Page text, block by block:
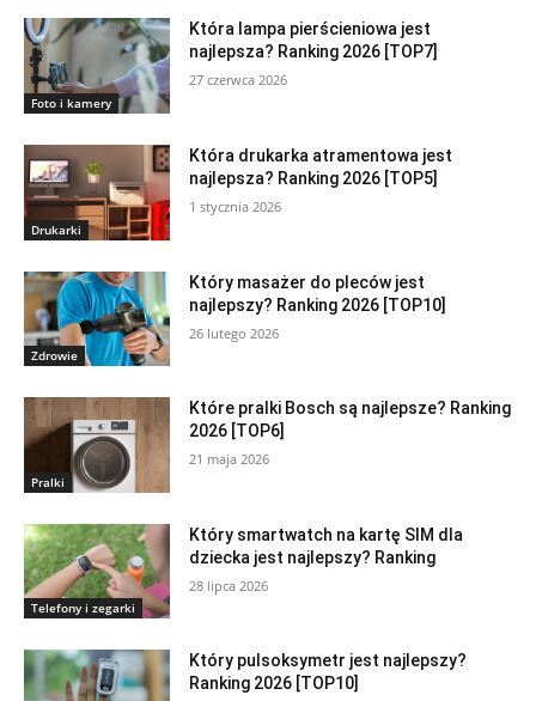
Foto i kamery
Która lampa pierścieniowa jest
najlepsza? Ranking 2026 [TOP7]
27 czerwca 2026
Drukarki
Która drukarka atramentowa jest
najlepsza? Ranking 2026 [TOP5]
1 stycznia 2026
Zdrowie
Który masażer do pleców jest
najlepszy? Ranking 2026 [TOP10]
26 lutego 2026
Pralki
Które pralki Bosch są najlepsze? Ranking
2026 [TOP6]
21 maja 2026
Telefony i zegarki
Który smartwatch na kartę SIM dla
dziecka jest najlepszy? Ranking
28 lipca 2026
Który pulsoksymetr jest najlepszy?
Ranking 2026 [TOP10]